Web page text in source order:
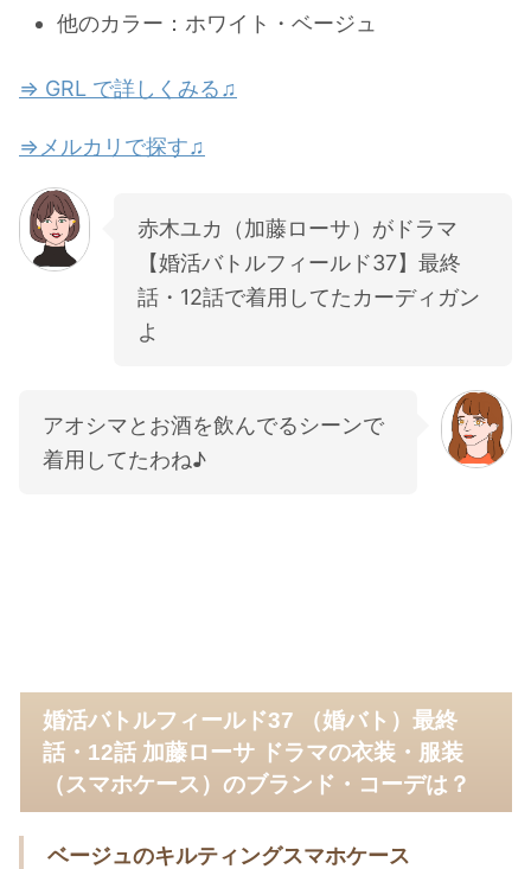
他のカラー：ホワイト・ベージュ
⇒ GRL で詳しくみる♫
⇒メルカリで探す♫
赤木ユカ（加藤ローサ）がドラマ
【婚活バトルフィールド37】最終
話・12話で着用してたカーディガン
よ
アオシマとお酒を飲んでるシーンで
着用してたわね♪
婚活バトルフィールド37 （婚バト）最終
話・12話 加藤ローサ ドラマの衣装・服装
（スマホケース）のブランド・コーデは？
ベージュのキルティングスマホケース